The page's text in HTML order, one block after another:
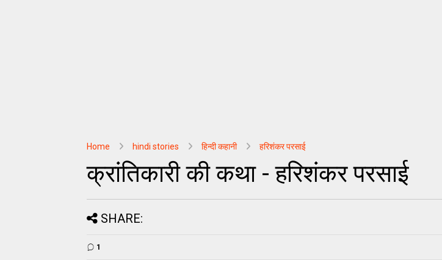
Home hindi stories हिन्दी कहानी हरिशंकर परसाई
क्रांतिकारी की कथा - हरिशंकर परसाई
SHARE:
1